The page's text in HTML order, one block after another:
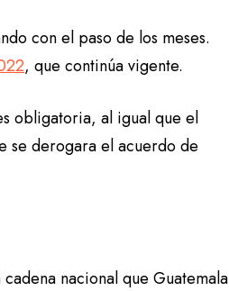
con el paso de los meses.
, que continúa vigente.
obligatoria, al igual que el
se derogara el acuerdo de
nacional que Guatemala